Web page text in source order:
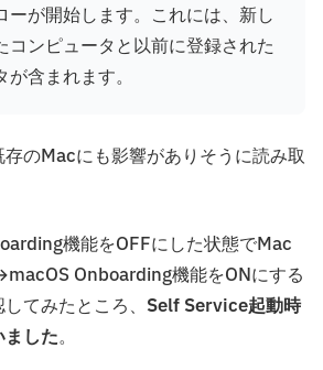
ーが開始します。これには、新し
コンピュータと以前に登録された
含まれます。
のMacにも影響がありそうに読み取
機能をOFFにした状態でMac
Onboarding機能をONにする
てみたところ、 Self Service起動時
した。